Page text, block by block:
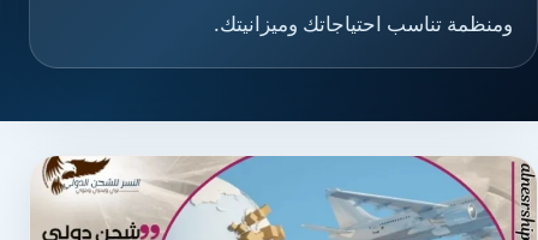
ومنظمة تناسب احتياجاتك وميزانيتك.